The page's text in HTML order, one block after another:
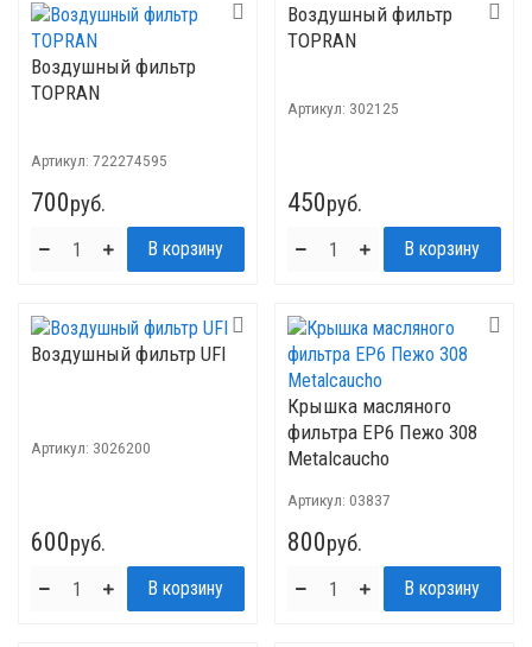
Воздушный фильтр
TOPRAN
Артикул: 722274595
700руб.
Воздушный фильтр
TOPRAN
Артикул: 302125
450руб.
Воздушный фильтр UFI
Артикул: 3026200
600руб.
Крышка масляного
фильтра EP6 Пежо 308
Metalcaucho
Артикул: 03837
800руб.